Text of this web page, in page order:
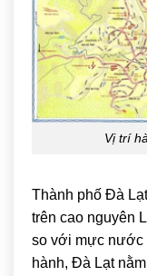
Vị trí
Thành phố Đà
trên cao nguyên
so với mực nước
hành, Đà Lạt